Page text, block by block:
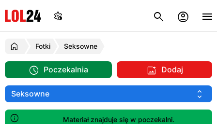
Fotki Seksowne
Poczekalnia Dodaj
Materiał znajduje się w poczekalni.